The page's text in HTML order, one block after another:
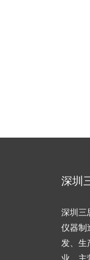
深圳
深圳三
仪器制
发、生